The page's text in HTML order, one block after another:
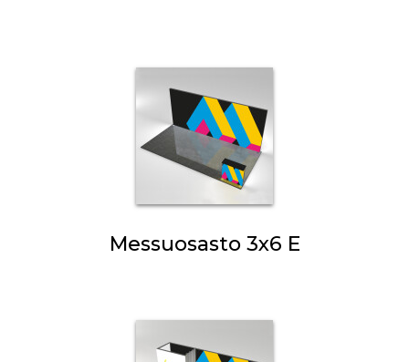
Messuosasto 3x6 E